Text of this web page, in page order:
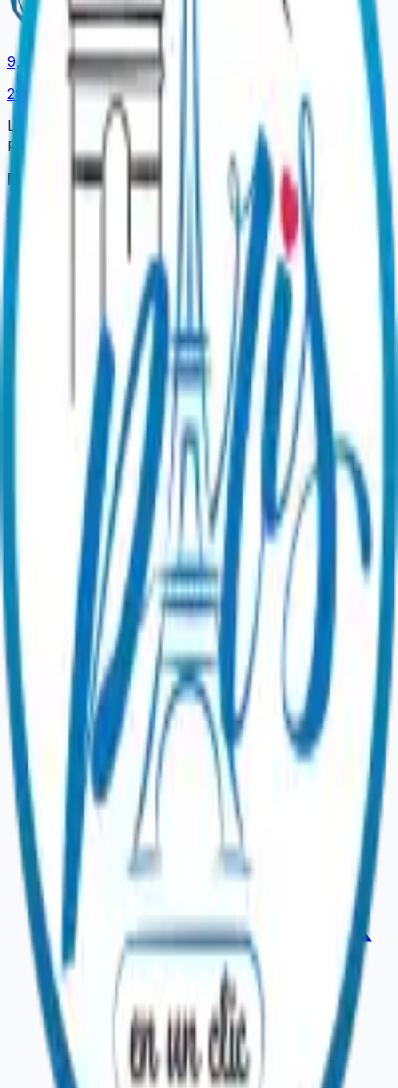
9,4 / 10
2989
opiniones
La plataforma oficial para reservar sus experiencias
parisinas.
Nuestras Experiencias
Cenas Espectáculo Cruceros de Paseo Cruceros con
Cena
Visitas InsólitasIdeas Regalo
Utilizar mi tarjeta regalo Guías y noticiasSer socio
nosotros
¡Contacte con nuestro equipo!
Condiciones Generales de Venta Aviso legalPolítica de
privacidad Política de gestión de reseñas
Preferencias de cookies
Paris en un Clic. Todos los derechos
reservados.